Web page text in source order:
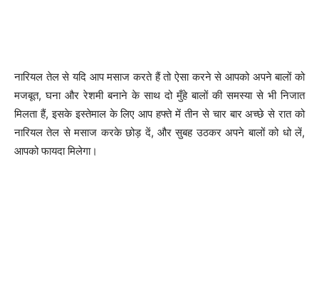
नारियल तेल से यदि आप मसाज करते हैं तो ऐसा करने से आपको अपने बालों को
मजबूत, घना और रेशमी बनाने के साथ दो मुँहे बालों की समस्या से भी निजात
मिलता हैं, इसके इस्तेमाल के लिए आप हफ्ते में तीन से चार बार अच्छे से रात को
नारियल तेल से मसाज करके छोड़ दें, और सुबह उठकर अपने बालों को धो लें,
आपको फायदा मिलेगा।